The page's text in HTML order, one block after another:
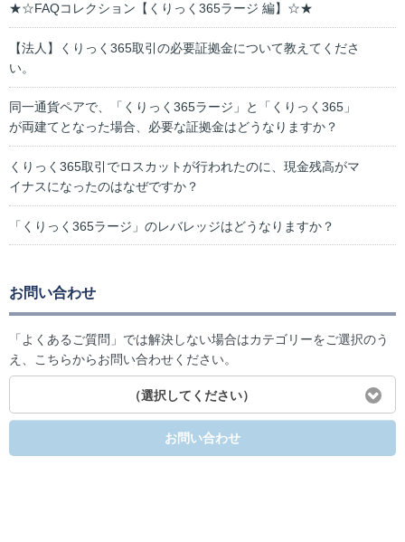
★☆FAQコレクション【くりっく365ラージ 編】☆★
【法人】くりっく365取引の必要証拠金について教えてくださ
い。
同一通貨ペアで、「くりっく365ラージ」と「くりっく365」
が両建てとなった場合、必要な証拠金はどうなりますか？
くりっく365取引でロスカットが行われたのに、現金残高がマ
イナスになったのはなぜですか？
「くりっく365ラージ」のレバレッジはどうなりますか？
お問い合わせ
「よくあるご質問」では解決しない場合はカテゴリーをご選択のう
え、こちらからお問い合わせください。
（選択してください）
お問い合わせ